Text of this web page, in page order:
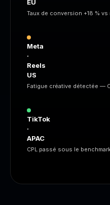
EU
Taux de conversion +18 %
Meta
·
Reels
US
Fatigue créative détectée —
TikTok
·
APAC
CPL passé sous le